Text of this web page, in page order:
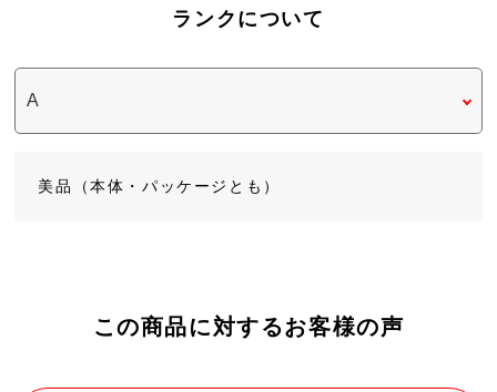
ランクについて
美品（本体・パッケージとも）
この商品に対するお客様の声